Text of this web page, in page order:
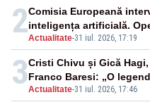
2Actualitate-31 iul. 2026, 17:19
Comisia Europeană
inteligența artificială.
3Actualitate-31 iul. 2026, 17:46
Cristi Chivu și Gică
Franco Baresi: „O